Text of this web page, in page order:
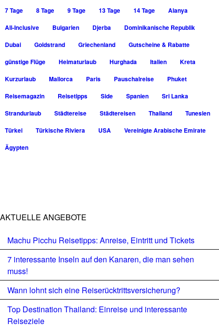
7 Tage
8 Tage 9 Tage 13 Tage 14 Tage
Alanya
All-Inclusive
Bulgarien Djerba
Dominikanische Republik
Dubai
Goldstrand Griechenland
Gutscheine & Rabatte
günstige Flüge
Heimaturlaub Hurghada Italien
Kreta
Kurzurlaub
Mallorca Paris Pauschalreise
Phuket
Reisemagazin
Reisetipps Side Spanien
Sri Lanka
Strandurlaub
Städtereise Städtereisen Thailand
Tunesien
Türkei
Türkische Riviera USA
Vereinigte Arabische Emirate
Ägypten
AKTUELLE ANGEBOTE
Machu Picchu Reisetipps: Anreise, Eintritt und Tickets
7 interessante Inseln auf den Kanaren, die man sehen
muss!
Wann lohnt sich eine Reiserücktrittsversicherung?
Top Destination Thailand: Einreise und interessante
Reiseziele